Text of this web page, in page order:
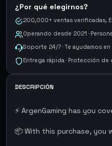
¿Por qué elegirnos?
200,000+ ventas verificadas,
Operando desde 2021 ·
Soporte 24/7 · Te ayudamos
Entrega rápida · Protección
DESCRIPCIÓN
⚡ ArgenGaming has you
📦 With this purchase, you